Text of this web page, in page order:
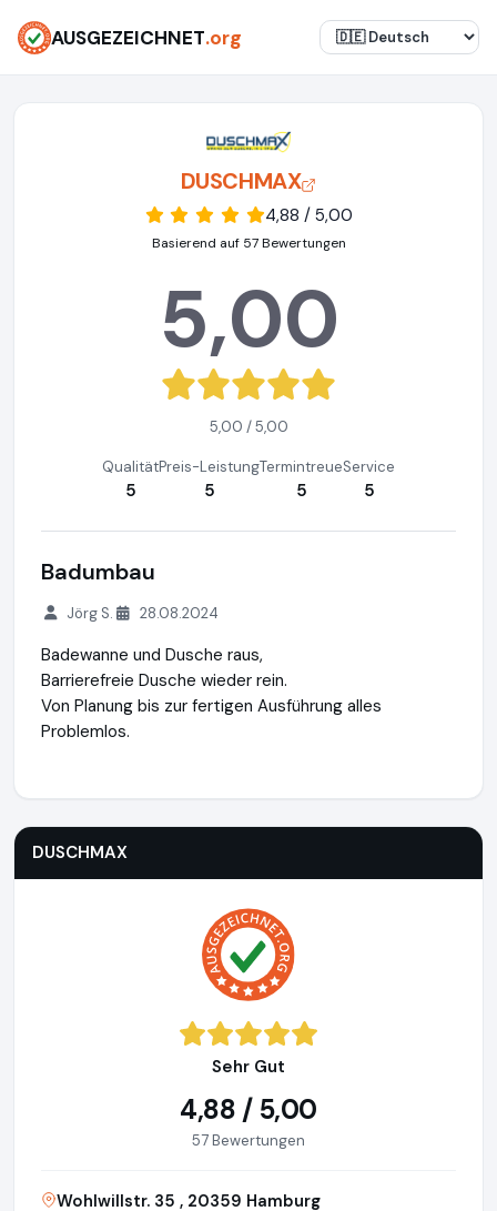
AUSGEZEICHNET.org
DUSCHMAX
4,88 / 5,00
Basierend auf 57 Bewertungen
5,00
5,00 / 5,00
Qualität
5
Preis-Leistung
5
Termintreue
5
Service
5
Badumbau
Jörg S. 28.08.2024
Badewanne und Dusche raus,
Barrierefreie Dusche wieder rein.
Von Planung bis zur fertigen Ausführung alles
Problemlos.
DUSCHMAX
Sehr Gut
4,88 / 5,00
57 Bewertungen
Wohlwillstr. 35 , 20359 Hamburg